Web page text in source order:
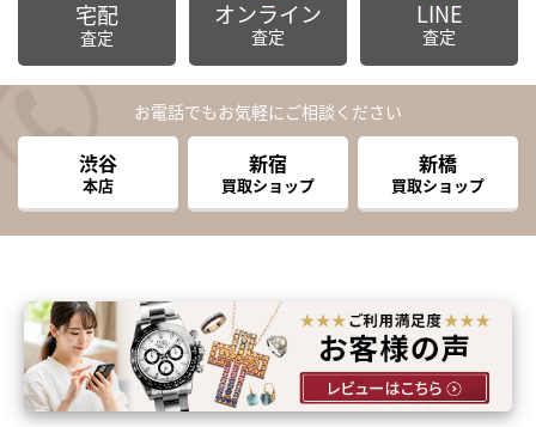
宅配
査定
オンライン
査定
LINE
査定
お電話でもお気軽にご相談ください
渋谷
本店
新宿
買取ショップ
新橋
買取ショップ